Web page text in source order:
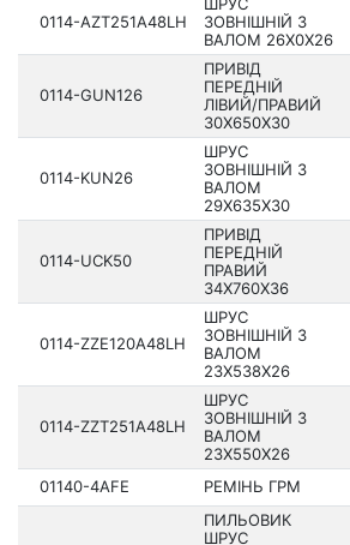
0114-AZT251A48LH
ЗОВНІШНІЙ З
ВАЛОМ 26X0X26
0114-GUN126
ПРИВІД
ПЕРЕДНІЙ
ЛІВИЙ/ПРАВИЙ
30X650X30
0114-KUN26
ШРУС
ЗОВНІШНІЙ З
ВАЛОМ
29X635X30
0114-UCK50
ПРИВІД
ПЕРЕДНІЙ
ПРАВИЙ
34X760X36
0114-ZZE120A48LH
ШРУС
ЗОВНІШНІЙ З
ВАЛОМ
23X538X26
0114-ZZT251A48LH
ШРУС
ЗОВНІШНІЙ З
ВАЛОМ
23X550X26
01140-4AFE РЕМІНЬ ГРМ
ПИЛЬОВИК
ШРУС